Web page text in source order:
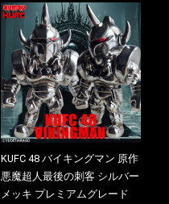
KUFC 48 バイキングマン 原作
悪魔超人最後の刺客 シルバー
メッキ プレミアムグレード